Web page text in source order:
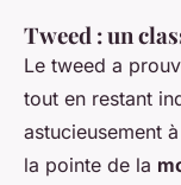
Tweed : un
Le tweed a
tout en restant
astucieusement
la pointe de la